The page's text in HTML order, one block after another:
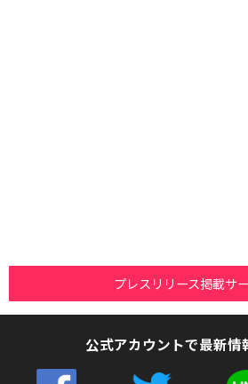
プレスリリース掲載サ
公式アカウントで最新情